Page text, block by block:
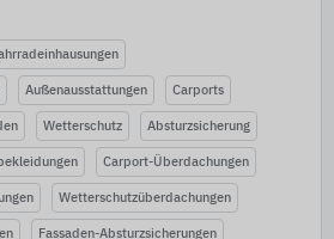
Außenausstattungen Carports
Wetterschutz Absturzsicherung
Carport-Überdachungen
Wetterschutzüberdachungen
Fassaden-Absturzsicherungen